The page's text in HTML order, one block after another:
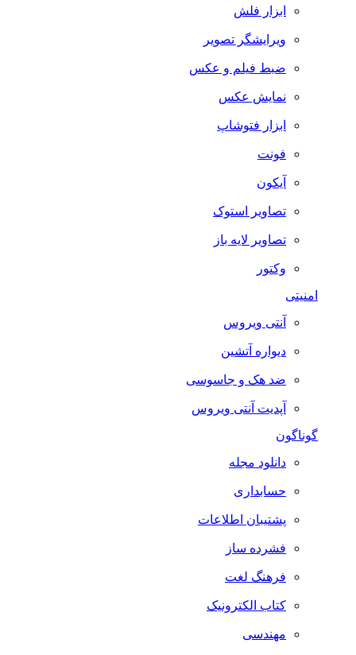
ابزار فلش
ویرایشگر تصویر
ضبط فيلم و عكس
نمایش عکس
ابزار فتوشاپ
فونت
آیکون
تصاویر استوک
تصاویر لایه باز
وکتور
امنیتی
آنتی ویروس
دیواره آتشین
ضد هک و جاسوسی
آپدیت آنتی ویروس
گوناگون
دانلود مجله
حسابداری
پشتیبان اطلاعات
فشرده ساز
فرهنگ لغت
کتاب الکترونیک
مهندسی